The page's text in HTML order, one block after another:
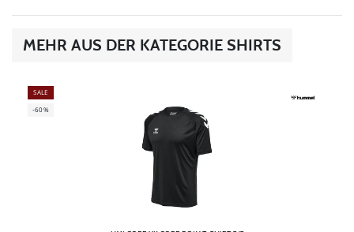
MEHR AUS DER KATEGORIE SHIRTS
SALE
-60%